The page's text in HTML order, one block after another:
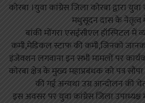
कोरबा ।युवा कांग्रेस जिला कोरबा द्वारा
मधुसूदन दास के नेतृत्व
बांकी मोंगरा एसईसीएल हॉस्पिटल में
कमी,मेडिकल स्टाफ की कमी,जिनको
इंजेक्शन लगवाना इन सभी मामलों पर
कोरबा क्षेत्र के मुख्य महाप्रबंधक को पत्र
की गई अन्यथा उग्र आन्दोलन की
इस अवसर पर युवा कांग्रेस जिला